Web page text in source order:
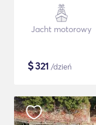
Jacht motorowy
$321 /dzień